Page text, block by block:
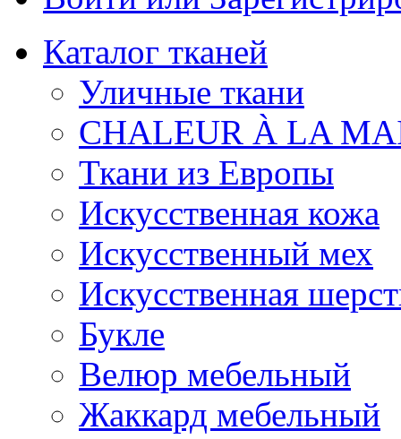
Каталог тканей
Уличные ткани
CHALEUR À LA
Ткани из Европы
Искусственная кожа
Искусственный мех
Искусственная
Букле
Велюр мебельный
Жаккард мебельный